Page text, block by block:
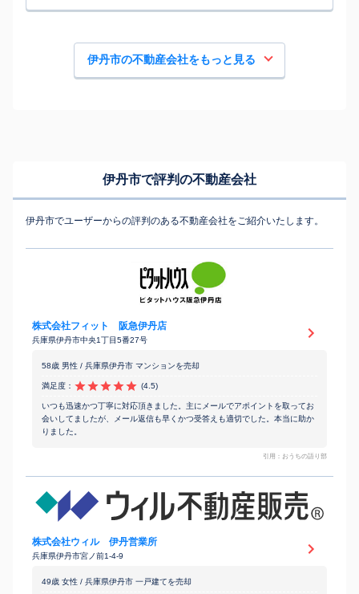
伊丹市の不動産会社をもっと見る
伊丹市で評判の不動産会社
伊丹市でユーザーからの評判のある不動産会社をご紹介いたします。
株式会社フィット 阪急伊丹店
兵庫県伊丹市中央1丁目5番27号
58歳 男性 / 兵庫県伊丹市 マンションを売却
満足度： (4.5)
いつも迅速かつ丁寧に対応頂きました。主にメールでアポイントを取ってお
会いしてましたが、メール返信も早くかつ受答えも適切でした。本当に助か
りました。
引用：おうちの語り部
株式会社ウィル 伊丹営業所
兵庫県伊丹市宮ノ前1-4-9
49歳 女性 / 兵庫県伊丹市 一戸建てを売却